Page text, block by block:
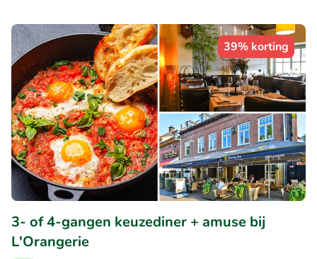
39% korting
3- of 4-gangen keuzediner + amuse bij
L'Orangerie